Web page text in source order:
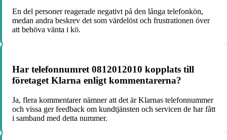
En del personer reagerade negativt på den långa telefonkön,
medan andra beskrev det som värdelöst och frustrationen över
att behöva vänta i kö.
Har telefonnumret 0812012010 kopplats till
företaget Klarna enligt kommentarerna?
Ja, flera kommentarer nämner att det är Klarnas telefonnummer
och vissa ger feedback om kundtjänsten och servicen de har fått
i samband med detta nummer.